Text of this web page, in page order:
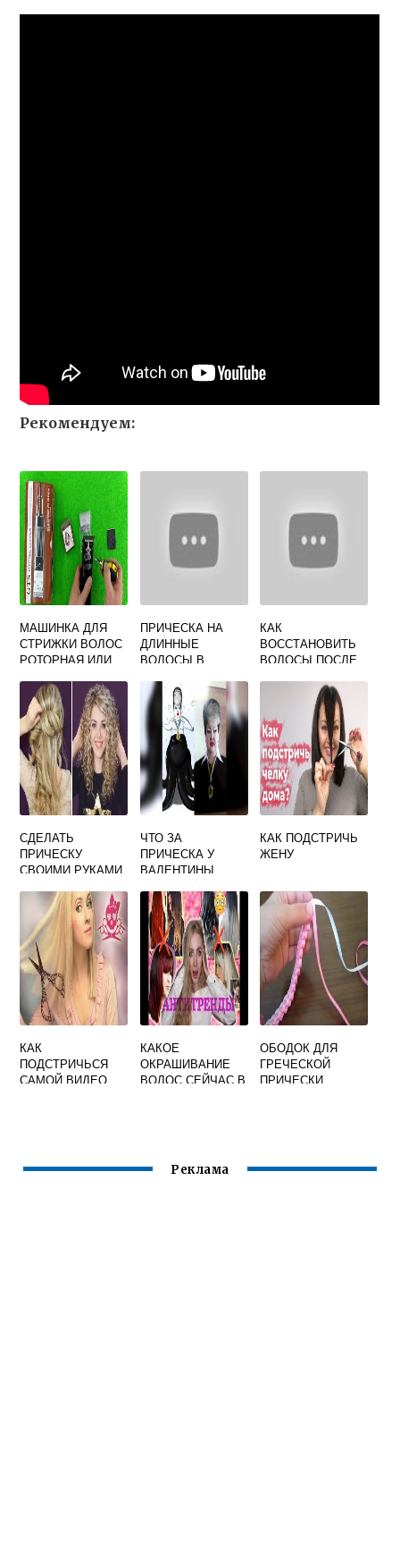
Рекомендуем:
МАШИНКА ДЛЯ
СТРИЖКИ ВОЛОС
РОТОРНАЯ ИЛИ
ЧТО ЛУЧШЕ
ПРИЧЕСКА НА
ДЛИННЫЕ
ВОЛОСЫ В
УСЛОВИЯХ
КАК
ВОССТАНОВИТЬ
ВОЛОСЫ ПОСЛЕ
СДЕЛАТЬ
ПРИЧЕСКУ
СВОИМИ РУКАМИ
ЧТО ЗА
ПРИЧЕСКА У
ВАЛЕНТИНЫ
ГОЛОВЕ
КАК ПОДСТРИЧЬ
ЖЕНУ
КАК
ПОДСТРИЧЬСЯ
САМОЙ ВИДЕО
КАКОЕ
ОКРАШИВАНИЕ
ВОЛОС СЕЙЧАС В
ОБОДОК ДЛЯ
ГРЕЧЕСКОЙ
ПРИЧЕСКИ
Реклама